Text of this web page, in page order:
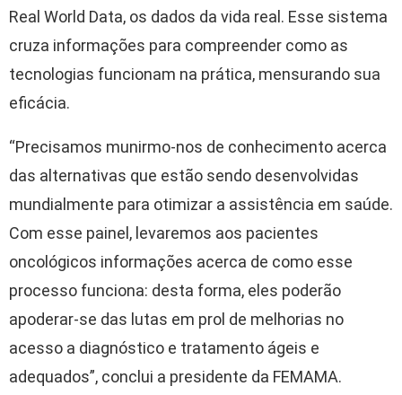
Real World Data, os dados da vida real. Esse sistema
cruza informações para compreender como as
tecnologias funcionam na prática, mensurando sua
eficácia.
“Precisamos munirmo-nos de conhecimento acerca
das alternativas que estão sendo desenvolvidas
mundialmente para otimizar a assistência em saúde.
Com esse painel, levaremos aos pacientes
oncológicos informações acerca de como esse
processo funciona: desta forma, eles poderão
apoderar-se das lutas em prol de melhorias no
acesso a diagnóstico e tratamento ágeis e
adequados”, conclui a presidente da FEMAMA.